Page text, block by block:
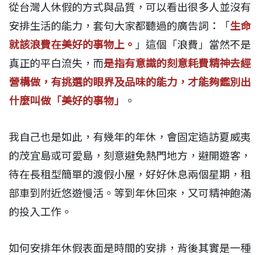
從台灣人休假的方式與品質，可以看出很多人並沒有
安排生活的能力，套句大家都聽過的廣告詞：「生命
就該浪費在美好的事物上。 」這個「浪費」當然不是
真正的平白流失，而是指有意識的刻意耗費精神去經
營構做，有挑選的眼界及品味的能力，才能夠鑑別出
什麼叫做「美好的事物」
。
我自己也是如此，有幾年的年休，會固定造訪夏威夷
的茂宜島或可愛島，刻意避免熱門地方，避開遊客，
待在長租型簡單的渡假小屋，好好休息兩個星期，租
部車到附近悠遊慢活。等到年休回來，又可精神飽滿
的投入工作。
如何安排年休假表面是時間的安排，背後其實是一種